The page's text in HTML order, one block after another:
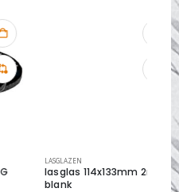
LASGLAZEN
lasglas 114x133mm 2mm
09